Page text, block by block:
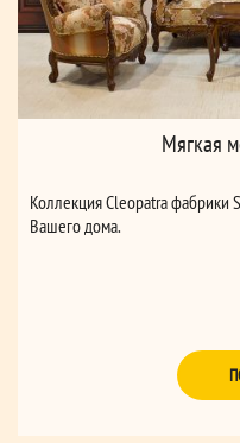
Мягкая
Коллекция Cleopatra фабрики
Вашего дома.